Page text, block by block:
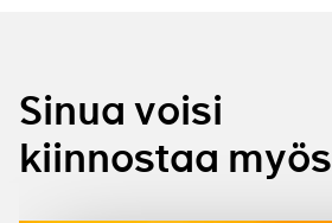
Sinua voisi
kiinnostaa myös